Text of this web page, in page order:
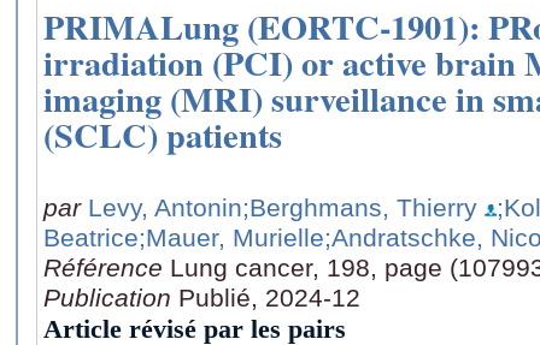
PRIMALung (EORTC-1901):
irradiation (PCI) or active brain
imaging (MRI) surveillance in
(SCLC) patients
par Levy, Antonin;Berghmans, Thierry
Beatrice;Mauer, Murielle;Andratschke,
Référence Lung cancer, 198, page
Publication Publié, 2024-12
Article révisé par les pairs